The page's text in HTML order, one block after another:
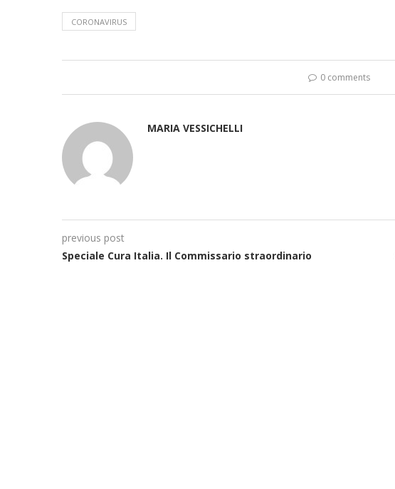
CORONAVIRUS
0 comments
MARIA VESSICHELLI
previous post
Speciale Cura Italia. Il Commissario straordinario